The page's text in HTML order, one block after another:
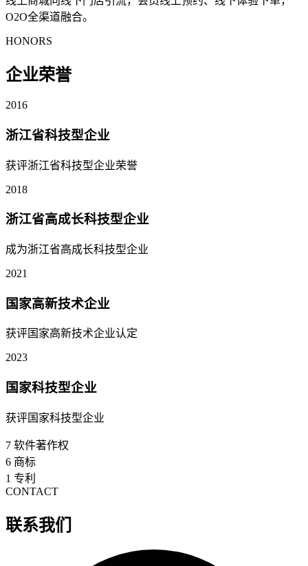
O2O全渠道融合。
HONORS
企业荣誉
2016
浙江省科技型企业
获评浙江省科技型企业荣誉
2018
浙江省高成长科技型企业
成为浙江省高成长科技型企业
2021
国家高新技术企业
获评国家高新技术企业认定
2023
国家科技型企业
获评国家科技型企业
7 软件著作权
6 商标
1 专利
CONTACT
联系我们